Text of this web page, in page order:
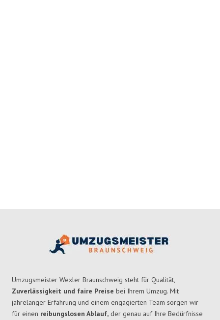
Umzugsmeister Wexler Braunschweig steht für Qualität,
Zuverlässigkeit und faire Preise bei Ihrem Umzug. Mit
jahrelanger Erfahrung und einem engagierten Team sorgen wir
für einen reibungslosen Ablauf, der genau auf Ihre Bedürfnisse